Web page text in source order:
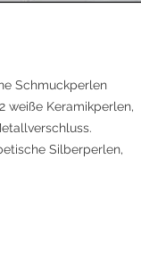
Schmuckperlen
weiße Keramikperlen,
Silberperlen,